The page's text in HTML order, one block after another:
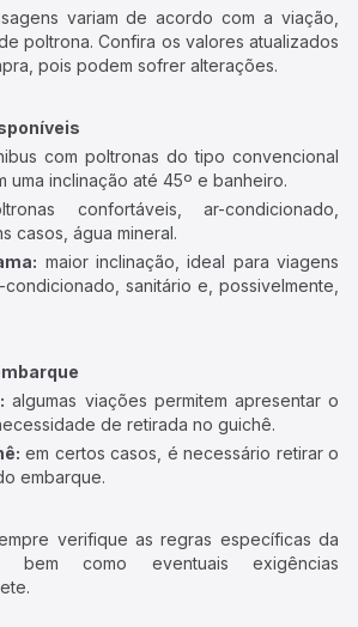
variam de acordo com a viação,
poltrona. Confira os valores atualizados
pois podem sofrer alterações.
com poltronas do tipo convencional
uma inclinação até 45º e banheiro.
confortáveis, ar-condicionado,
casos, água mineral.
maior inclinação, ideal para viagens
sanitário e, possivelmente,
algumas viações permitem apresentar o
de retirada no guichê.
em certos casos, é necessário retirar o
embarque.
verifique as regras específicas da
bem como eventuais exigências